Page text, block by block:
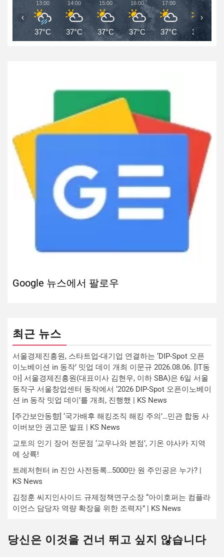
13:00
37°C
14:00
37°C
15:00
37°C
16:00
37°C
17:00
37°C
18:00
36°C
‹ ›
Google 뉴스에서 팔로우
최근 뉴스
서울경제진흥원, 스타트업-대기업 연결하는 ‘DIP-Spot 오픈
이노베이션 in 동작’ 밋업 데이 개최 이문규 2026.08.06. [IT동
아] 서울경제진흥원(대표이사 김현우, 이하 SBA)은 6일 서울
동작구 서울창업센터 동작에서 ‘2026 DIP-Spot 오픈이노베이
션 in 동작 밋업 데이’를 개최, 진행했 | KS News
[주간보안동향] ‘국가배후 해킹조직 해킹 주의’…민관 합동 사
이버보안 권고문 발표 | KS News
교토의 인기 장어 전문점 ‘교우나와 본점’, 기온 야사카 지역
에 상륙!
트레저헌터 in 진안 사전등록…5000만 원 주인공은 누가? |
KS News
김정훈 씨지인사이드 규제정책연구소장 “아이호퍼는 컴플라
이언스 담당자 역량 확장을 위한 조력자” | KS News
당신은 이것을 건너 뛰고 싶지 않습니다